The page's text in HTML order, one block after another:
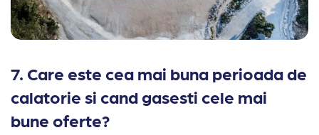
7. Care este cea mai buna perioada de
calatorie si cand gasesti cele mai
bune oferte?